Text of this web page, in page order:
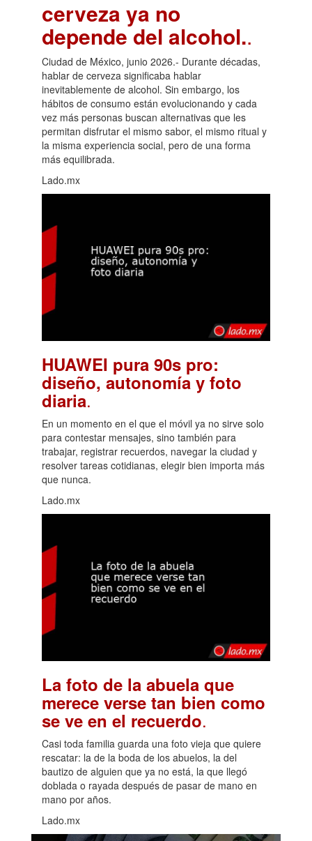
cerveza ya no
depende del alcohol..
Ciudad de México, junio 2026.- Durante décadas,
hablar de cerveza significaba hablar
inevitablemente de alcohol. Sin embargo, los
hábitos de consumo están evolucionando y cada
vez más personas buscan alternativas que les
permitan disfrutar el mismo sabor, el mismo ritual y
la misma experiencia social, pero de una forma
más equilibrada.
Lado.mx
HUAWEI pura 90s pro:
diseño, autonomía y foto
diaria.
En un momento en el que el móvil ya no sirve solo
para contestar mensajes, sino también para
trabajar, registrar recuerdos, navegar la ciudad y
resolver tareas cotidianas, elegir bien importa más
que nunca.
Lado.mx
La foto de la abuela que
merece verse tan bien como
se ve en el recuerdo.
Casi toda familia guarda una foto vieja que quiere
rescatar: la de la boda de los abuelos, la del
bautizo de alguien que ya no está, la que llegó
doblada o rayada después de pasar de mano en
mano por años.
Lado.mx